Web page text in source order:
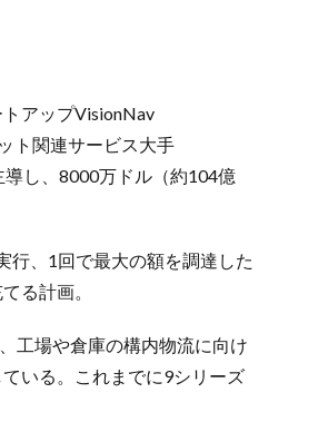
アップVisionNav
ト関連サービス大手
し、8000万ドル（約104億
行、1回で最大の額を調達した
る計画。
工場や倉庫の構内物流に向け
いる。これまでに9シリーズ